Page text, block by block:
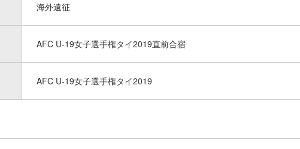
海外遠征
AFC U-19女子選手権タイ2019直前合宿
AFC U-19女子選手権タイ2019